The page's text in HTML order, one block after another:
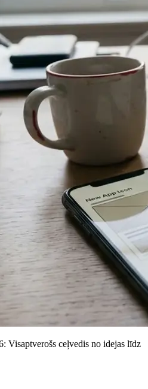
Visaptverošs ceļvedis no idejas līdz